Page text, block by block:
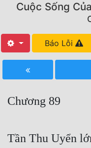
Thể Loại
Tất Cả
Hoàn Thành
Cuộc Sống
Báo Lỗi
Chương 89
Tần Thu Uyển